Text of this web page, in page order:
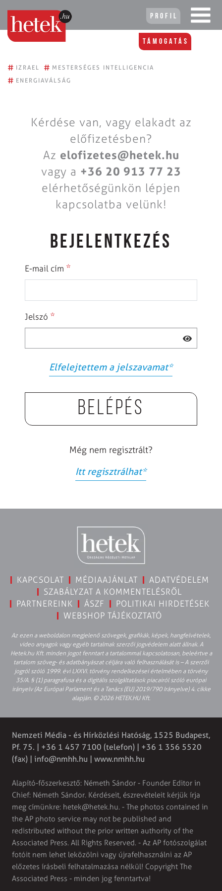
Profil
Támogatás
# IZRAEL # MESTERSÉGES INTELLIGENCIA
# ENERGIAVÁLSÁG
Kérdése van, vagy elakadt az
előfizetésben?
Az elofizetes@hetek.hu
vagy a +36 20 913 77 23
elérhetőségünkön lépjen
kapcsolatba velünk!
BEJELENTKEZÉS
E-mail cím *
Jelszó *
Elfelejtettem a jelszavamat*
Belépés
Még nem regisztrált?
Itt regisztrálhat*
KAPCSOLAT MÉDIAAJÁNLAT
ADATVÉDELEM
SZABÁLYZAT A KOMMENTELÉSRŐL
PARTNEREINK
ÁSZF
POLITIKAI HIRDETÉSEK
WEBSHOP TÁJÉKOZTATÓ
Az ezen a weboldalon megjelenő szövegek, grafikák, képek, hangfelvételek,
video anyagok vagy egyéb tartalmak szerzői jogvédelem alatt állnak. A
Hetek.hu Kft. minden jogot fenntart a tartalommal kapcsolatosan, beleértve a
tartalom szöveg- és adatbányászat céljára való felhasználását is – A szerzői
jogról szóló 1999. évi LXXVI. törvény rendelkezései értelmében a törvény
35/A. § (1) paragrafusa és a digitális szolgáltatások piacairól szóló európai
irányelv (Az Európai Parlament és a Tanács (EU) 2019/790 Irányelve) 4. cikke
alapján. © 2026 HETEK.HU Kft.
Nemzeti Média - és Hírközlési Hatóság, 1525 Budapest,
Pf. 75. | +36 1 457 7100 (telefon) | +36 1 356 5520
(fax) | info@nmhh.hu | www.nmhh.hu
Alapító-főszerkesztő: Németh Sándor - Founder Editor in
Chief: Németh Sándor. Kérdéseit, észrevételeit kérjük írja
meg címünkre: hetek@hetek.hu. - The photos contained in
the AP photo service may not be published and
redistributed without the prior written authority of the
Associated Press. All Rights Reserved. - Az AP fotószolgálat
fotóit nem lehet leközölni vagy újrafelhasználni az AP
előzetes írásbeli felhatalmazása nélkül! Copyright The
Associated Press - minden jog fenntartva!